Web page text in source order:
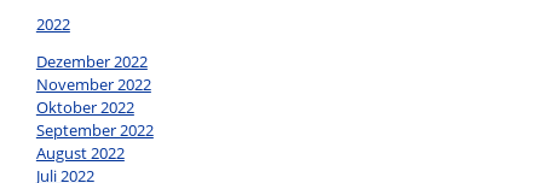
2022
Dezember 2022
November 2022
Oktober 2022
September 2022
August 2022
Juli 2022